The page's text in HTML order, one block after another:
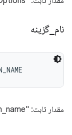
نام گزینه
مقدار ثابت: "option_name"